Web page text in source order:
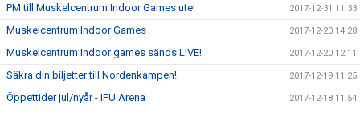
PM till Muskelcentrum Indoor Games ute! 2017-12-31 11:33
Muskelcentrum Indoor Games 2017-12-20 14:28
Muskelcentrum Indoor games sänds LIVE! 2017-12-20 12:11
Säkra din biljetter till Nordenkampen! 2017-12-19 11:25
Öppettider jul/nyår - IFU Arena 2017-12-18 11:54